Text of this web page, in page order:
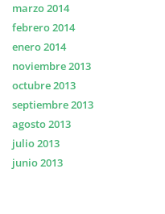
marzo 2014
febrero 2014
enero 2014
noviembre 2013
octubre 2013
septiembre 2013
agosto 2013
julio 2013
junio 2013